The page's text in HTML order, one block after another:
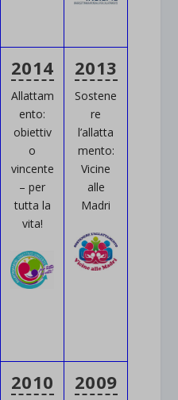
2014
Allattam
ento:
obiettiv
o
vincente
– per
tutta la
vita!
2013
Sostene
re
l’allatta
mento:
Vicine
alle
Madri
2010 2009